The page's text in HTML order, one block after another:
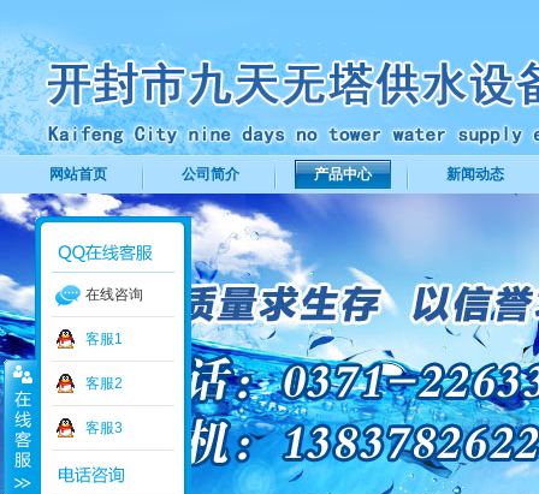
网站首页 公司简介 产品中心 新闻动态
在线咨询
客服1
客服2
客服3